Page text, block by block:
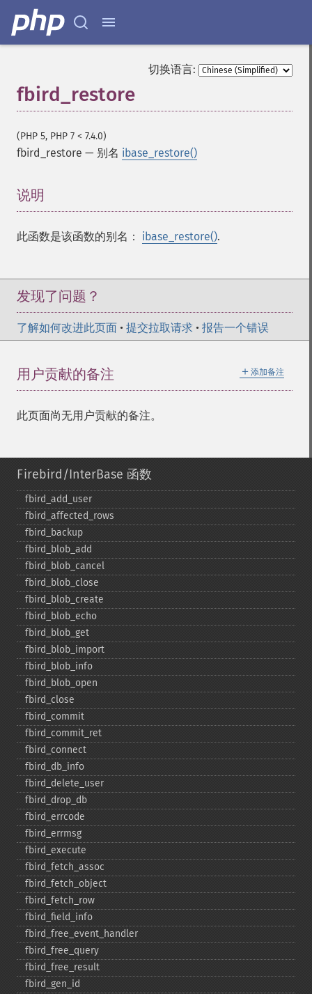
切换语言:
fbird_restore
(PHP 5, PHP 7 < 7.4.0)
fbird_restore — 别名 ibase_restore()
说明
此函数是该函数的别名： ibase_restore().
发现了问题？
了解如何改进此页面 • 提交拉取请求 • 报告一个错误
＋ 添加备注
用户贡献的备注
此页面尚无用户贡献的备注。
Firebird/InterBase 函数
fbird_​add_​user
fbird_​affected_​rows
fbird_​backup
fbird_​blob_​add
fbird_​blob_​cancel
fbird_​blob_​close
fbird_​blob_​create
fbird_​blob_​echo
fbird_​blob_​get
fbird_​blob_​import
fbird_​blob_​info
fbird_​blob_​open
fbird_​close
fbird_​commit
fbird_​commit_​ret
fbird_​connect
fbird_​db_​info
fbird_​delete_​user
fbird_​drop_​db
fbird_​errcode
fbird_​errmsg
fbird_​execute
fbird_​fetch_​assoc
fbird_​fetch_​object
fbird_​fetch_​row
fbird_​field_​info
fbird_​free_​event_​handler
fbird_​free_​query
fbird_​free_​result
fbird_​gen_​id